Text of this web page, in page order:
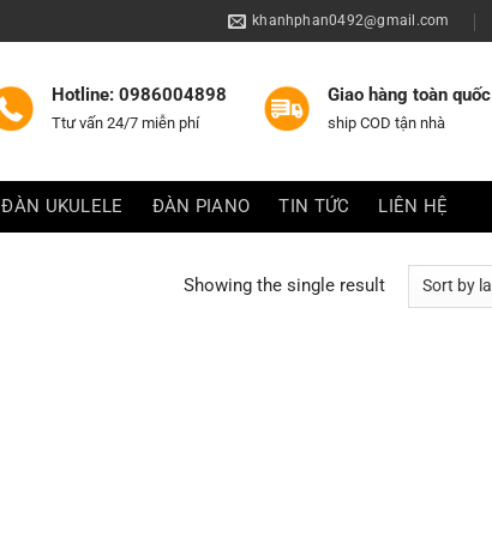
khanhphan0492@gmail.com
Hotline: 0986004898
Ttư vấn 24/7 miễn phí
Giao hàng toàn quốc
ship COD tận nhà
ĐÀN UKULELE ĐÀN PIANO TIN TỨC LIÊN HỆ
Showing the single result